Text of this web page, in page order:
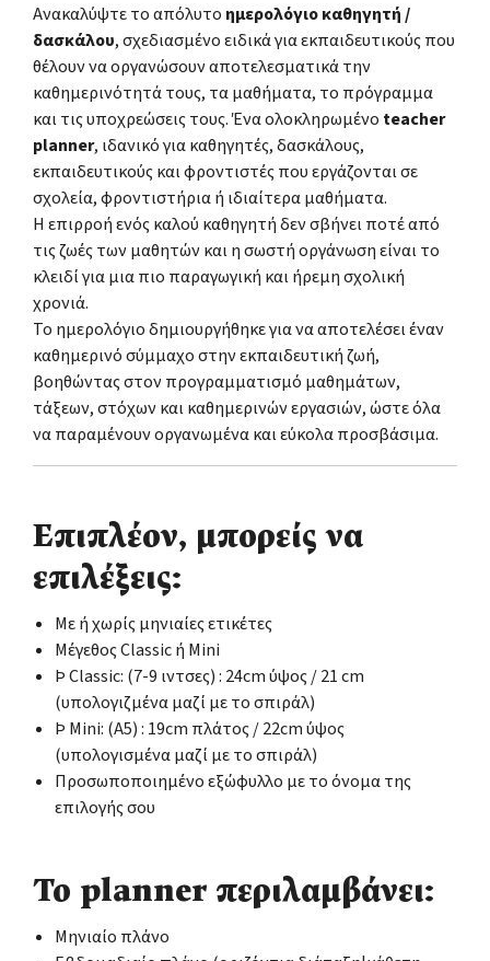
Ανακαλύψτε το απόλυτο ημερολόγιο καθηγητή /
δασκάλου, σχεδιασμένο ειδικά για εκπαιδευτικούς που
θέλουν να οργανώσουν αποτελεσματικά την
καθημερινότητά τους, τα μαθήματα, το πρόγραμμα
και τις υποχρεώσεις τους. Ένα ολοκληρωμένο teacher
planner, ιδανικό για καθηγητές, δασκάλους,
εκπαιδευτικούς και φροντιστές που εργάζονται σε
σχολεία, φροντιστήρια ή ιδιαίτερα μαθήματα.
Η επιρροή ενός καλού καθηγητή δεν σβήνει ποτέ από
τις ζωές των μαθητών και η σωστή οργάνωση είναι το
κλειδί για μια πιο παραγωγική και ήρεμη σχολική
χρονιά.
Το ημερολόγιο δημιουργήθηκε για να αποτελέσει έναν
καθημερινό σύμμαχο στην εκπαιδευτική ζωή,
βοηθώντας στον προγραμματισμό μαθημάτων,
τάξεων, στόχων και καθημερινών εργασιών, ώστε όλα
να παραμένουν οργανωμένα και εύκολα προσβάσιμα.
Επιπλέον, μπορείς να
επιλέξεις:
Με ή χωρίς μηνιαίες ετικέτες
Μέγεθος Classic ή Mini
Þ Classic: (7-9 ιντσες) : 24cm ύψος / 21 cm
(υπολογιζμένα μαζί με το σπιράλ)
Þ Mini: (Α5) : 19cm πλάτος / 22cm ύψος
(υπολογισμένα μαζί με το σπιράλ)
Προσωποποιημένο εξώφυλλο με το όνομα της
επιλογής σου
Το planner περιλαμβάνει:
Μηνιαίο πλάνο